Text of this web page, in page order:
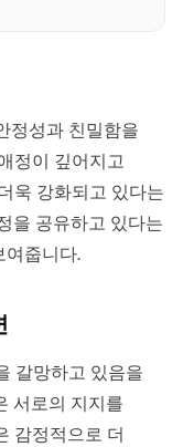
정성과 친밀함을
정이 깊어지고
욱 강화되고 있다는
을 공유하고 있다는
여줍니다.
갈망하고 있음을
서로의 지지를
감정적으로 더